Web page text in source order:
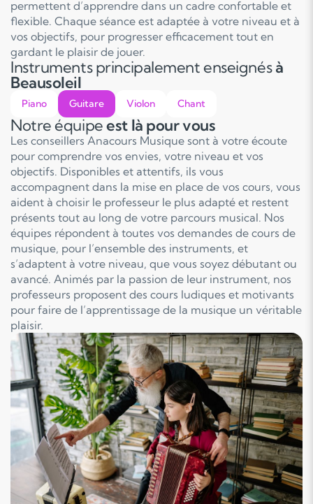
permettent d’apprendre dans un cadre confortable et
flexible. Chaque séance est adaptée à votre niveau et à
vos objectifs, pour progresser efficacement tout en
gardant le plaisir de jouer.
Instruments principalement enseignésà
Beausoleil
Piano Guitare Violon Chant
Notre équipeest là pour vous
Les conseillers Anacours Musique sont à votre écoute
pour comprendre vos envies, votre niveau et vos
objectifs. Disponibles et attentifs, ils vous
accompagnent dans la mise en place de vos cours, vous
aident à choisir le professeur le plus adapté et restent
présents tout au long de votre parcours musical. Nos
équipes répondent à toutes vos demandes de cours de
musique, pour l’ensemble des instruments, et
s’adaptent à votre niveau, que vous soyez débutant ou
avancé. Animés par la passion de leur instrument, nos
professeurs proposent des cours ludiques et motivants
pour faire de l’apprentissage de la musique un véritable
plaisir.